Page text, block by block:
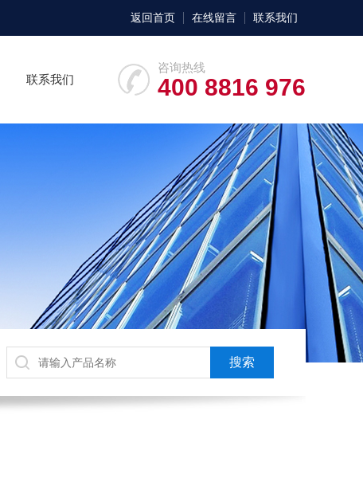
返回首页 在线留言 联系我们
咨询热线
400 8816 976
联系我们